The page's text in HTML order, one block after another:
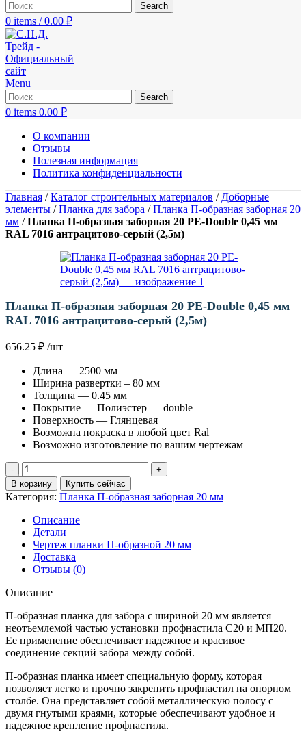
Search
0 items / 0.00 ₽
Menu
Search
0 items 0.00 ₽
О компании
Отзывы
Полезная информация
Политика конфиденциальности
Главная /Каталог строительных материалов / Доборные
элементы /Планка для забора /Планка П-образная заборная 20
мм /Планка П-образная заборная 20 PE-Double 0,45 мм
RAL 7016 антрацитово-серый (2,5м)
Планка П-образная заборная 20 PE-Double 0,45 мм
RAL 7016 антрацитово-серый (2,5м)
656.25 ₽ /шт
Длина — 2500 мм
Ширина развертки – 80 мм
Толщина — 0.45 мм
Покрытие — Полиэстер — double
Поверхность — Глянцевая
Возможна покраска в любой цвет Ral
Возможно изготовление по вашим чертежам
Количество
товара
Планка
П-
образная
заборная
20
PE-
Double
0,45
мм
7016
антрацитово-
серый
(2,5м)
В корзину Купить сейчас
Категория: Планка П-образная заборная 20 мм
Описание
Детали
Чертеж планки П-образной 20 мм
Доставка
Отзывы (0)
Описание
П-образная планка для забора с шириной 20 мм является
неотъемлемой частью установки профнастила С20 и МП20.
Ее применение обеспечивает надежное и красивое
соединение секций забора между собой.
П-образная планка имеет специальную форму, которая
позволяет легко и прочно закрепить профнастил на опорном
столбе. Она представляет собой металлическую полосу с
двумя гнутыми краями, которые обеспечивают удобное и
надежное крепление профнастила.